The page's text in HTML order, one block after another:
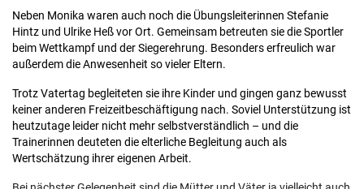
Neben Monika waren auch noch die Übungsleiterinnen Stefanie
Hintz und Ulrike Heß vor Ort. Gemeinsam betreuten sie die Sportler
beim Wettkampf und der Siegerehrung. Besonders erfreulich war
außerdem die Anwesenheit so vieler Eltern.
Trotz Vatertag begleiteten sie ihre Kinder und gingen ganz bewusst
keiner anderen Freizeitbeschäftigung nach. Soviel Unterstützung ist
heutzutage leider nicht mehr selbstverständlich – und die
Trainerinnen deuteten die elterliche Begleitung auch als
Wertschätzung ihrer eigenen Arbeit.